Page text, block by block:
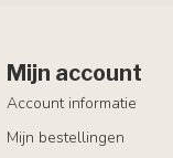
Mijn account
Account informatie
Mijn bestellingen